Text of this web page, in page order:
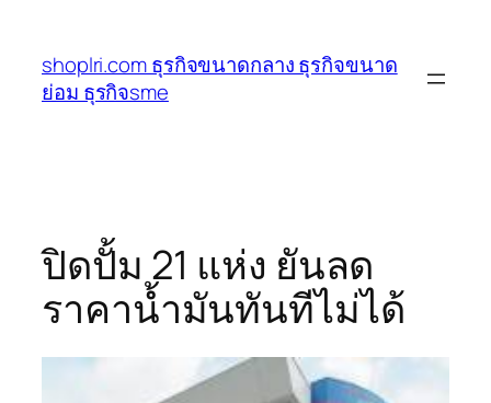
เนื้อหา
shoplri.com ธุรกิจขนาดกลาง ธุรกิจขนาด
ย่อม ธุรกิจsme
ปิดปั้ม 21 แห่ง ยันลด
ราคาน้ำมันทันทีไม่ได้